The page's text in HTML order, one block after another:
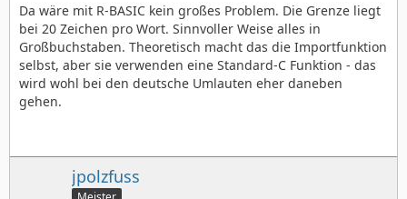
Da wäre mit R-BASIC kein großes Problem. Die Grenze liegt
bei 20 Zeichen pro Wort. Sinnvoller Weise alles in
Großbuchstaben. Theoretisch macht das die Importfunktion
selbst, aber sie verwenden eine Standard-C Funktion - das
wird wohl bei den deutsche Umlauten eher daneben
gehen.
jpolzfuss